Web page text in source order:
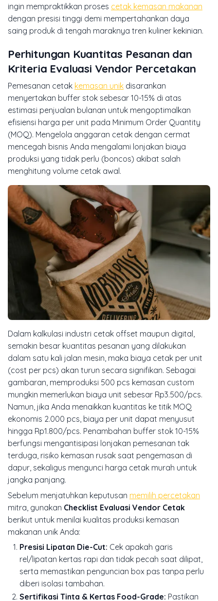
ingin mempraktikkan proses cetak kemasan makanan
dengan presisi tinggi demi mempertahankan daya
saing produk di tengah maraknya tren kuliner kekinian.
Perhitungan Kuantitas Pesanan dan
Kriteria Evaluasi Vendor Percetakan
Pemesanan cetak kemasan unik disarankan
menyertakan buffer stok sebesar 10-15% di atas
estimasi penjualan bulanan untuk mengoptimalkan
efisiensi harga per unit pada Minimum Order Quantity
(MOQ). Mengelola anggaran cetak dengan cermat
mencegah bisnis Anda mengalami lonjakan biaya
produksi yang tidak perlu (boncos) akibat salah
menghitung volume cetak awal.
Dalam kalkulasi industri cetak offset maupun digital,
semakin besar kuantitas pesanan yang dilakukan
dalam satu kali jalan mesin, maka biaya cetak per unit
(cost per pcs) akan turun secara signifikan. Sebagai
gambaran, memproduksi 500 pcs kemasan custom
mungkin memerlukan biaya unit sebesar Rp3.500/pcs.
Namun, jika Anda menaikkan kuantitas ke titik MOQ
ekonomis 2.000 pcs, biaya per unit dapat menyusut
hingga Rp1.800/pcs. Penambahan buffer stok 10-15%
berfungsi mengantisipasi lonjakan pemesanan tak
terduga, risiko kemasan rusak saat pengemasan di
dapur, sekaligus mengunci harga cetak murah untuk
jangka panjang.
Sebelum menjatuhkan keputusan memilih percetakan
mitra, gunakan Checklist Evaluasi Vendor Cetak
berikut untuk menilai kualitas produksi kemasan
makanan unik Anda:
Presisi Lipatan Die-Cut: Cek apakah garis
rel/lipatan kertas rapi dan tidak pecah saat dilipat,
serta memastikan penguncian box pas tanpa perlu
diberi isolasi tambahan.
Sertifikasi Tinta & Kertas Food-Grade: Pastikan